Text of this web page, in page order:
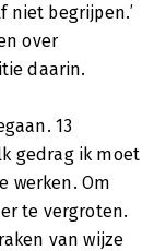
niet begrijpen.’
over
daarin.
13
gedrag ik moet
werken. Om
te vergroten.
van wijze